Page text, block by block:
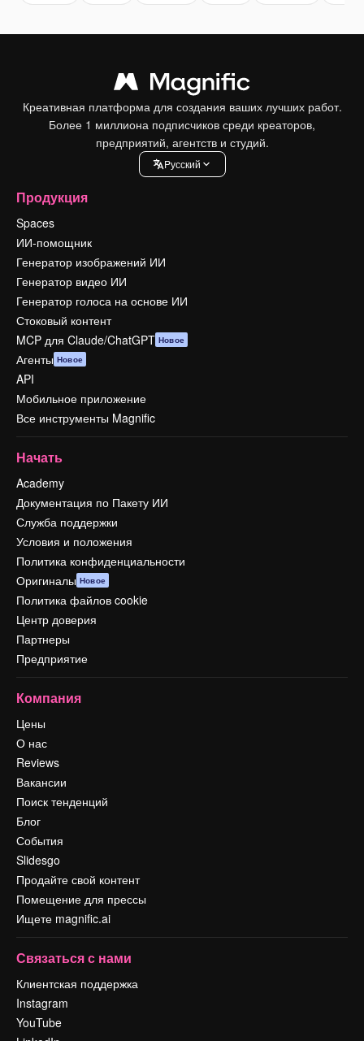
Креативная платформа для создания ваших лучших работ.
Более 1 миллиона подписчиков среди креаторов,
предприятий, агентств и студий.
Pусский
Продукция
Spaces
ИИ-помощник
Генератор изображений ИИ
Генератор видео ИИ
Генератор голоса на основе ИИ
Стоковый контент
MCP для Claude/ChatGPT Новое
Агенты Новое
API
Мобильное приложение
Все инструменты Magnific
Начать
Academy
Документация по Пакету ИИ
Служба поддержки
Условия и положения
Политика конфиденциальности
Оригиналы Новое
Политика файлов cookie
Центр доверия
Партнеры
Предприятие
Компания
Цены
О нас
Reviews
Вакансии
Поиск тенденций
Блог
События
Slidesgo
Продайте свой контент
Помещение для прессы
Ищете magnific.ai
Связаться с нами
Клиентская поддержка
Instagram
YouTube